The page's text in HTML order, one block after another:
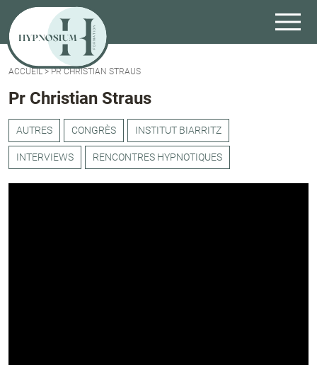
ACCUEIL>PR CHRISTIAN STRAUS
Pr Christian Straus
AUTRES CONGRÈS INSTITUT BIARRITZ
INTERVIEWS RENCONTRES HYPNOTIQUES